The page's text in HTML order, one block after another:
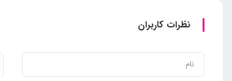
نظرات کاربران